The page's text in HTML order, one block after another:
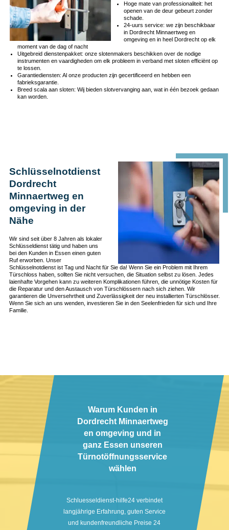
Hoge mate van professionaliteit: het
openen van de deur gebeurt zonder
schade.
24-uurs service: we zijn beschikbaar
in Dordrecht Minnaertweg en
omgeving en in heel Dordrecht op elk
moment van de dag of nacht
Uitgebreid dienstenpakket: onze slotenmakers beschikken over de nodige
instrumenten en vaardigheden om elk probleem in verband met sloten efficiënt op
te lossen.
Garantiediensten: Al onze producten zijn gecertificeerd en hebben een
fabrieksgarantie.
Breed scala aan sloten: Wij bieden slotvervanging aan, wat in één bezoek gedaan
kan worden.
Schlüsselnotdienst
Dordrecht
Minnaertweg en
omgeving in der
Nähe
Wir sind seit über 8 Jahren als lokaler
Schlüsseldienst tätig und haben uns
bei den Kunden in Essen einen guten
Ruf erworben. Unser
Schlüsselnotdienst ist Tag und Nacht für Sie da! Wenn Sie ein Problem mit Ihrem
Türschloss haben, sollten Sie nicht versuchen, die Situation selbst zu lösen. Jedes
laienhafte Vorgehen kann zu weiteren Komplikationen führen, die unnötige Kosten für
die Reparatur und den Austausch von Türschlössern nach sich ziehen. Wir
garantieren die Unversehrtheit und Zuverlässigkeit der neu installierten Türschlösser.
Wenn Sie sich an uns wenden, investieren Sie in den Seelenfrieden für sich und Ihre
Familie.
Warum Kunden in
Dordrecht Minnaertweg
en omgeving und in
ganz Essen unseren
Türnotöffnungsservice
wählen
Schluesseldienst-hilfe24 verbindet
langjährige Erfahrung, guten Service
und kundenfreundliche Preise 24